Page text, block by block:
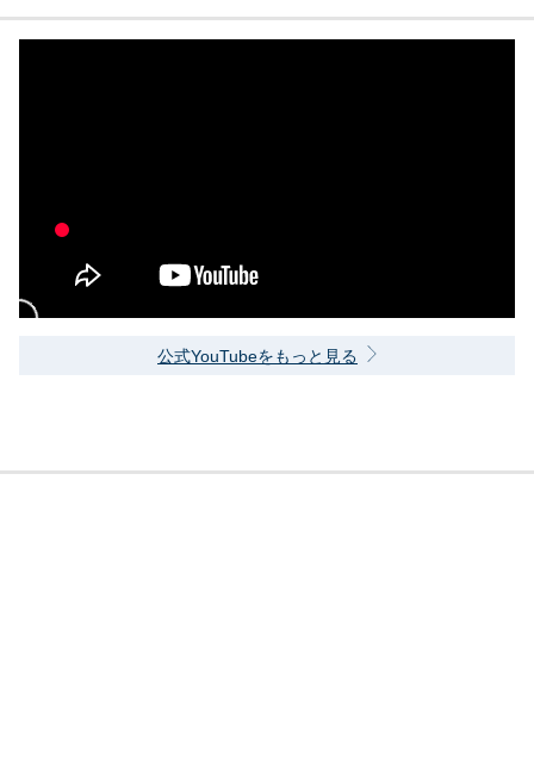
公式YouTubeをもっと見る